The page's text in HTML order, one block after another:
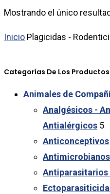
Mostrando el único
Inicio Plagicidas -
Categorías De Los Productos
Animales de
Analgésicos -
Antialérgicos 5
Anticonceptivos
Antimicrobianos
Antiparasitarios